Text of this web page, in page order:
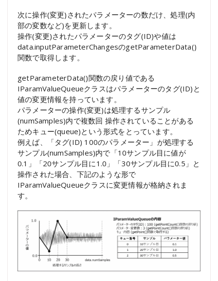
次に操作(変更)されたパラメーターの数だけ、処理(内
部の変数など)を更新します。
操作(変更)されたパラメーターのタグ(ID)や値は
data.inputParameterChangesのgetParameterData()
関数で取得します。
getParameterData()関数の戻り値である
IParamValueQueueクラスはパラメーターのタグ(ID)と
値の変更情報を持っています。
パラメーターの操作(変更)は処理するサンプル
(numSamples)内で複数回 操作されていることがある
ためキュー(queue)という形式をとっています。
例えば、「タグ(ID) 100のパラメーター」が処理する
サンプル(numSamples)内で「10サンプル目に値が
0.1」「20サンプル目に1.0」「30サンプル目に0.5」と
操作された場合、下記のような形で
IParamValueQueueクラスに変更情報が格納されま
す。